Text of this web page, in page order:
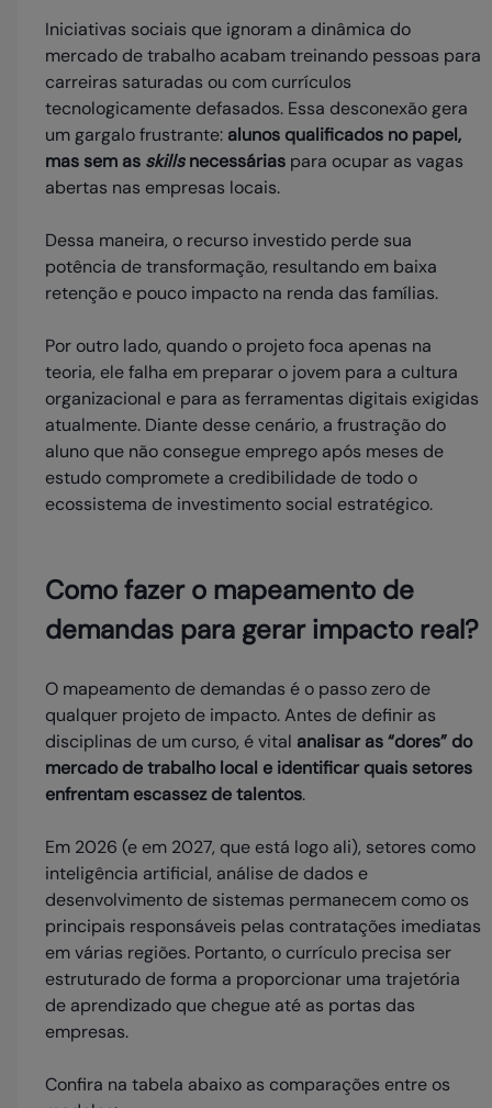
Iniciativas sociais que ignoram a dinâmica do
mercado de trabalho acabam treinando pessoas para
carreiras saturadas ou com currículos
tecnologicamente defasados. Essa desconexão gera
um gargalo frustrante: alunos qualificados no papel,
mas sem as skillsnecessárias para ocupar as vagas
abertas nas empresas locais.
Dessa maneira, o recurso investido perde sua
potência de transformação, resultando em baixa
retenção e pouco impacto na renda das famílias.
Por outro lado, quando o projeto foca apenas na
teoria, ele falha em preparar o jovem para a cultura
organizacional e para as ferramentas digitais exigidas
atualmente. Diante desse cenário, a frustração do
aluno que não consegue emprego após meses de
estudo compromete a credibilidade de todo o
ecossistema de investimento social estratégico.
Como fazer o mapeamento de
demandas para gerar impacto real?
O mapeamento de demandas é o passo zero de
qualquer projeto de impacto. Antes de definir as
disciplinas de um curso, é vital analisar as “dores” do
mercado de trabalho local e identificar quais setores
enfrentam escassez de talentos.
Em 2026 (e em 2027, que está logo ali), setores como
inteligência artificial, análise de dados e
desenvolvimento de sistemas permanecem como os
principais responsáveis pelas contratações imediatas
em várias regiões. Portanto, o currículo precisa ser
estruturado de forma a proporcionar uma trajetória
de aprendizado que chegue até as portas das
empresas.
Confira na tabela abaixo as comparações entre os